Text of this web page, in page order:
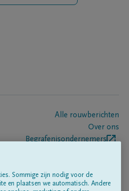
Alle rouwberichten
Over ons
Begrafenisondernemers
Sommige zijn nodig voor de
en plaatsen we automatisch. Andere